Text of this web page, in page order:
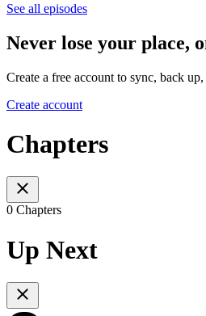
See all episodes
Never lose your place,
Create a free account to sync, back
Create account
Chapters
0 Chapters
Up Next